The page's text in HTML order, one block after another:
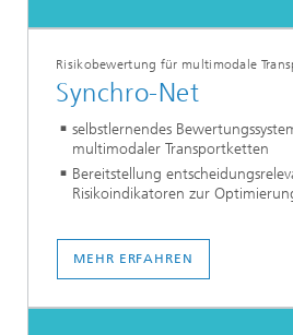
Risikobewertung für multimodale
Synchro-Net
selbstlernendes
multimodaler Transportketten
Bereitstellung
Risikoindikatoren zur
MEHR ERFAHREN